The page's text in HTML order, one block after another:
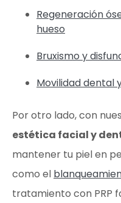
Regeneración
hueso
Bruxismo y
Movilidad dental
Por otro lado, con
estética facial y
mantener tu piel en
como el
tratamiento con PRP